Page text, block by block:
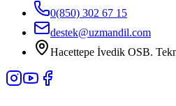
0(850) 302 67 15
destek@uzmandil.com
Hacettepe İvedik OSB.